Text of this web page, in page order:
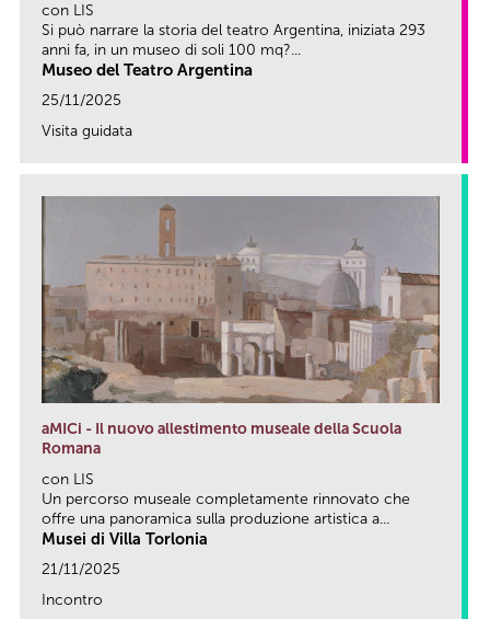
con LIS
Si può narrare la storia del teatro Argentina, iniziata 293
anni fa, in un museo di soli 100 mq?...
Museo del Teatro Argentina
25/11/2025
Visita guidata
aMICi - Il nuovo allestimento museale della Scuola
Romana
con LIS
Un percorso museale completamente rinnovato che
offre una panoramica sulla produzione artistica a...
Musei di Villa Torlonia
21/11/2025
Incontro